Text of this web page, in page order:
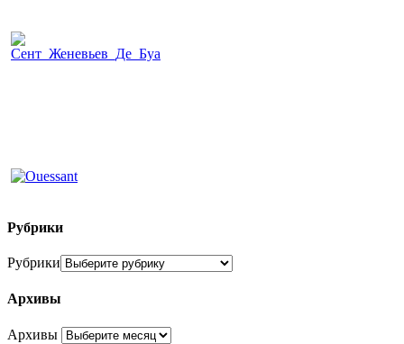
Рубрики
Рубрики
Архивы
Архивы